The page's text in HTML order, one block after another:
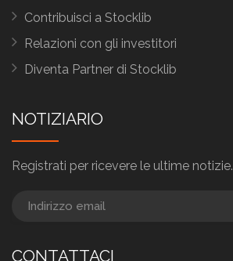
Contribuisci a Stocklib
Relazioni con gli investitori
Diventa Partner di Stocklib
NOTIZIARIO
Registrati per ricevere le ultime notizie.
CONTATTACI